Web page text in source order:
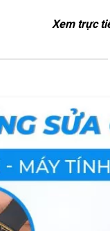
Xem trực